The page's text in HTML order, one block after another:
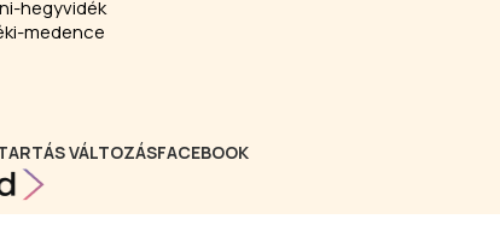
hegyvidék
medence
VÁLTOZÁSFACEBOOK